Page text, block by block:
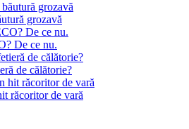
grozavă
De ce nu.
de călătorie?
răcoritor de vară